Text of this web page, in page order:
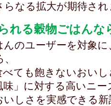
らなる拡大が期待さ
れる穀物ごはん
んのユーザーを対象
べても飽きないおい
味」に対する高いニ
いしさを実感できる